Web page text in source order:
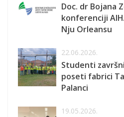
Doc. dr Bojana
konferenciji
Nju Orleansu
22.06.2026.
Studenti
poseti fabrici
Palanci
19.05.2026.